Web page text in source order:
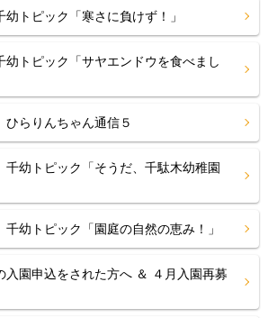
トピック「寒さに負けず！」
トピック「サヤエンドウを食べまし
らりんちゃん通信５
幼トピック「そうだ、千駄木幼稚園
幼トピック「園庭の自然の恵み！」
入園申込をされた方へ ＆ ４月入園再募